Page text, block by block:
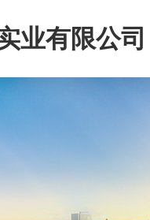
业有限公司